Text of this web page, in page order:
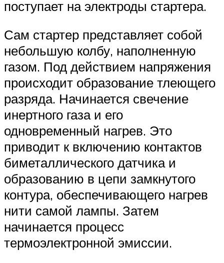
поступает на электроды стартера.
Сам стартер представляет собой
небольшую колбу, наполненную
газом. Под действием напряжения
происходит образование тлеющего
разряда. Начинается свечение
инертного газа и его
одновременный нагрев. Это
приводит к включению контактов
биметаллического датчика и
образованию в цепи замкнутого
контура, обеспечивающего нагрев
нити самой лампы. Затем
начинается процесс
термоэлектронной эмиссии.